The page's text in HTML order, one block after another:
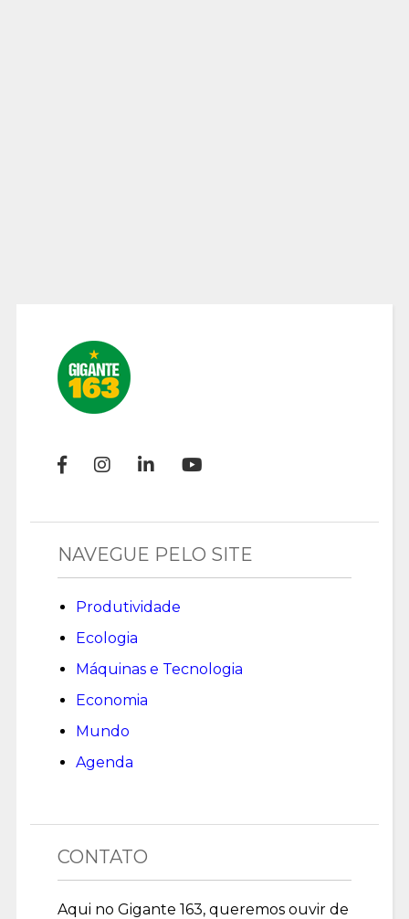
NAVEGUE PELO SITE
Produtividade
Ecologia
Máquinas e Tecnologia
Economia
Mundo
Agenda
CONTATO
Aqui no Gigante 163, queremos ouvir de